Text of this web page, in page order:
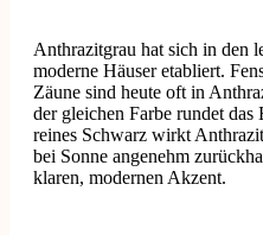
Anthrazitgrau hat sich in den
moderne Häuser etabliert.
Zäune sind heute oft in
der gleichen Farbe rundet
reines Schwarz wirkt
bei Sonne angenehm
klaren, modernen Akzent.